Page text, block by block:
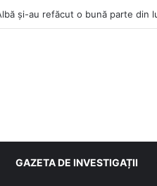
GAZETA DE INVESTIGAȚII